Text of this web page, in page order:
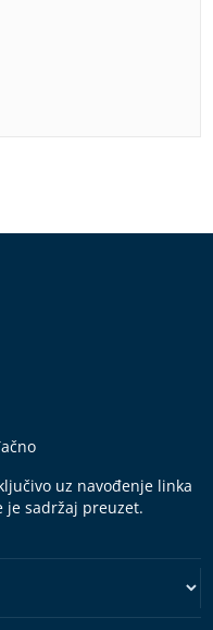
uz navođenje linka
je sadržaj preuzet.